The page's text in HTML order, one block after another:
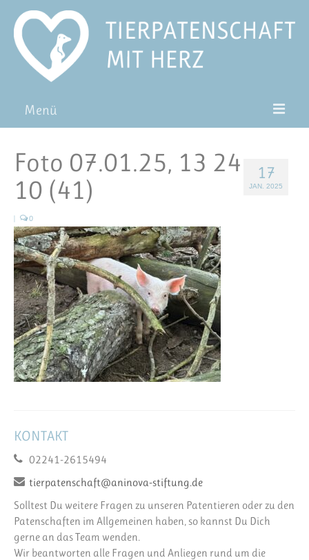
Menü
Pat*in werden
Patenschaft verschenken
Blog
FAQ
17
JAN. 2025
Foto 07.01.25, 13 24
10 (41)
| 0
KONTAKT
02241-2615494
tierpatenschaft@aninova-stiftung.de
Solltest Du weitere Fragen zu unseren Patentieren oder zu den
Patenschaften im Allgemeinen haben, so kannst Du Dich
gerne an das Team wenden.
Wir beantworten alle Fragen und Anliegen rund um die